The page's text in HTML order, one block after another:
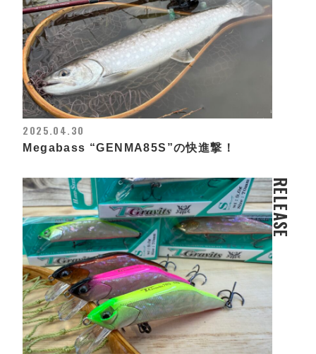
2025.04.30
Megabass “GENMA85S”の快進撃！
RELEASE